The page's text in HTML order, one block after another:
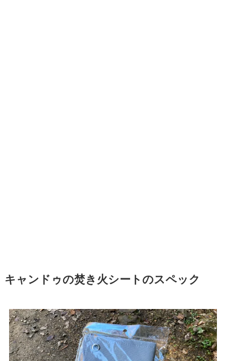
キャンドゥの焚き火シートのスペック